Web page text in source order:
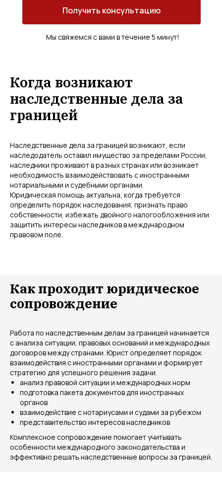
Мы свяжемся с вами в течение 5 минут!
Получить консультацию
Когда возникают
наследственные дела за
границей
Наследственные дела за границей возникают, если
наследодатель оставил имущество за пределами России,
наследники проживают в разных странах или возникает
необходимость взаимодействовать с иностранными
нотариальными и судебными органами.
Юридическая помощь актуальна, когда требуется
определить порядок наследования, признать право
собственности, избежать двойного налогообложения или
защитить интересы наследников в международном
правовом поле.
Как проходит юридическое
сопровождение
Работа по наследственным делам за границей начинается
с анализа ситуации, правовых оснований и международных
договоров между странами. Юрист определяет порядок
взаимодействия с иностранными органами и формирует
стратегию для успешного решения задачи.
анализ правовой ситуации и международных норм
подготовка пакета документов для иностранных
органов
взаимодействие с нотариусами и судами за рубежом
представительство интересов наследников
Комплексное сопровождение помогает учитывать
особенности международного законодательства и
эффективно решать наследственные вопросы за границей.